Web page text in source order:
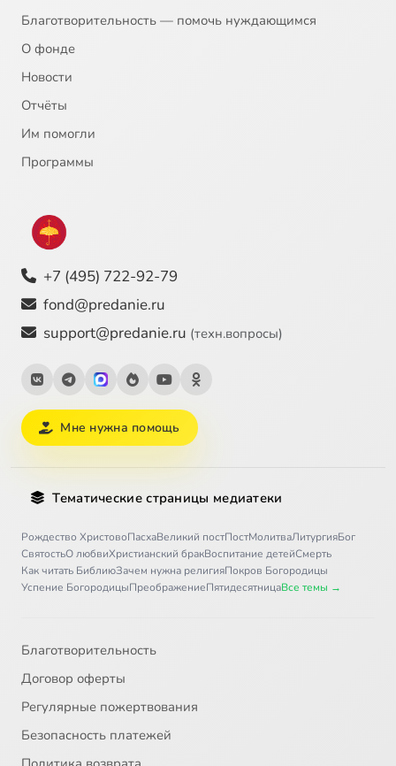
Благотворительность — помочь нуждающимся
О фонде
Новости
Отчёты
Им помогли
Программы
+7 (495) 722-92-79
fond@predanie.ru
support@predanie.ru (техн.вопросы)
Мне нужна помощь
Тематические страницы медиатеки
Рождество ХристовоПасхаВеликий постПостМолитваЛитургияБог
СвятостьО любвиХристианский бракВоспитание детейСмерть
Как читать БиблиюЗачем нужна религияПокров Богородицы
Успение БогородицыПреображениеПятидесятницаВсе темы →
Благотворительность
Договор оферты
Регулярные пожертвования
Безопасность платежей